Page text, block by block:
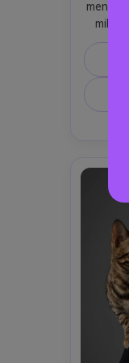
sinar
cahaya
bulu,
f/
tekstur